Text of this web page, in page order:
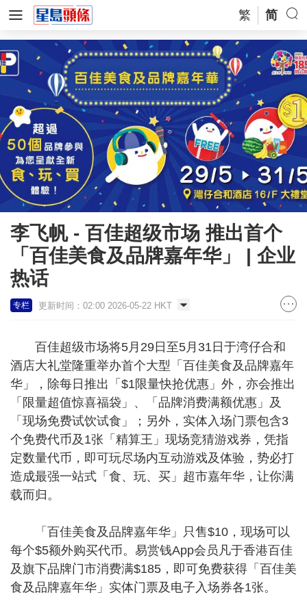
繁 简
李飞帆 - 百佳超级市场 推出首个
「百佳美食及品牌嘉年华」 | 企业
热话
专栏 更新时间：02:00 2026-05-22 HKT
百佳超级市场将5月29日至5月31日于湾仔合和
酒店大礼堂隆重举办首个大型「百佳美食及品牌嘉年
华」，除每日推出「$1限量快抢优惠」外，亦会推出
「限量超值惊喜福袋」、「品牌消费满额优惠」及
「现场免费试饮试食」；另外，实体入场门票包含3
个免费代币及1张「精算王」现场竞猜游戏券，凭指
定数量代币，即可玩尽场内互动游戏及体验，势必打
造成最强一站式「食、玩、买」超市嘉年华，让你满
载而归。
「百佳美食及品牌嘉年华」只售$10，现场可以
每个$5额外购买代币。易赏钱App会员凡于香港百佳
及旗下品牌门市消费满$185，即可免费获得「百佳美
食及品牌嘉年华」实体门票及电子入场券各1张。